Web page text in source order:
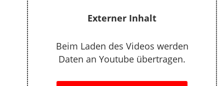
Externer Inhalt
Beim Laden des Videos werden
Daten an Youtube übertragen.